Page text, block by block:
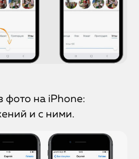
фото на iPhone:
и с ними.